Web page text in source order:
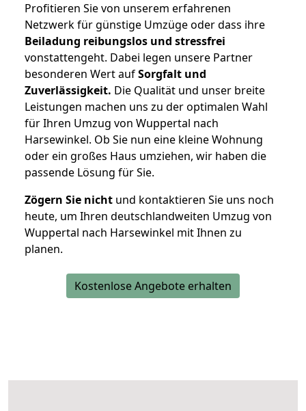
Profitieren Sie von unserem erfahrenen
Netzwerk für günstige Umzüge oder dass ihre
Beiladung reibungslos und stressfrei
vonstattengeht. Dabei legen unsere Partner
besonderen Wert aufSorgfalt und
Zuverlässigkeit. Die Qualität und unser breite
Leistungen machen uns zu der optimalen Wahl
für Ihren Umzug von Wuppertal nach
Harsewinkel. Ob Sie nun eine kleine Wohnung
oder ein großes Haus umziehen, wir haben die
passende Lösung für Sie.
Zögern Sie nicht und kontaktieren Sie uns noch
heute, um Ihren deutschlandweiten Umzug von
Wuppertal nach Harsewinkel mit Ihnen zu
planen.
Kostenlose Angebote erhalten